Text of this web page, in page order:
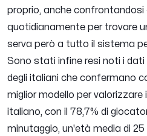
proprio, anche
quotidianamente per trovare
serva però a tutto il sistema
Sono stati infine resi noti i dati
degli italiani che confermano
miglior modello per
italiano, con il 78,7% di
minutaggio, un'età media di